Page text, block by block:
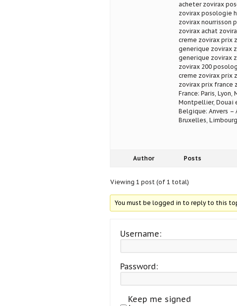
acheter zovirax
zovirax posologie
zovirax nourrisson
zovirax achat
creme zovirax prix
generique zovirax
generique zovirax
zovirax 200
creme zovirax prix
zovirax prix france
France: Paris,
Montpellier, Douai
Belgique: Anvers –
Bruxelles,
Author Posts
Viewing 1 post (of 1 total)
You must be logged in to reply to this
Username:
Password:
Keep me signed